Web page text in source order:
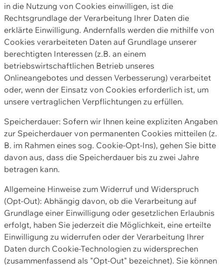
in die Nutzung von Cookies einwilligen, ist die
Rechtsgrundlage der Verarbeitung Ihrer Daten die
erklärte Einwilligung. Andernfalls werden die mithilfe von
Cookies verarbeiteten Daten auf Grundlage unserer
berechtigten Interessen (z.B. an einem
betriebswirtschaftlichen Betrieb unseres
Onlineangebotes und dessen Verbesserung) verarbeitet
oder, wenn der Einsatz von Cookies erforderlich ist, um
unsere vertraglichen Verpflichtungen zu erfüllen.
Speicherdauer: Sofern wir Ihnen keine expliziten Angaben
zur Speicherdauer von permanenten Cookies mitteilen (z.
B. im Rahmen eines sog. Cookie-Opt-Ins), gehen Sie bitte
davon aus, dass die Speicherdauer bis zu zwei Jahre
betragen kann.
Allgemeine Hinweise zum Widerruf und Widerspruch
(Opt-Out): Abhängig davon, ob die Verarbeitung auf
Grundlage einer Einwilligung oder gesetzlichen Erlaubnis
erfolgt, haben Sie jederzeit die Möglichkeit, eine erteilte
Einwilligung zu widerrufen oder der Verarbeitung Ihrer
Daten durch Cookie-Technologien zu widersprechen
(zusammenfassend als "Opt-Out" bezeichnet). Sie können